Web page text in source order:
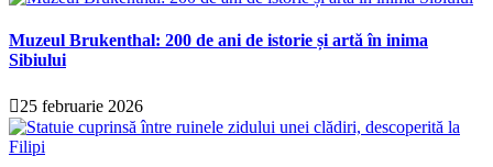
Muzeul Brukenthal: 200 de ani de istorie și artă în inima
Sibiului
25 februarie 2026